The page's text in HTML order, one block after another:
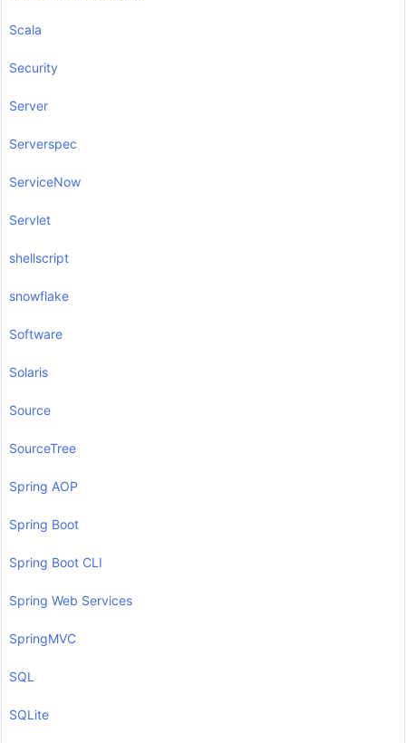
Scala
Security
Server
Serverspec
ServiceNow
Servlet
shellscript
snowflake
Software
Solaris
Source
SourceTree
Spring AOP
Spring Boot
Spring Boot CLI
Spring Web Services
SpringMVC
SQL
SQLite